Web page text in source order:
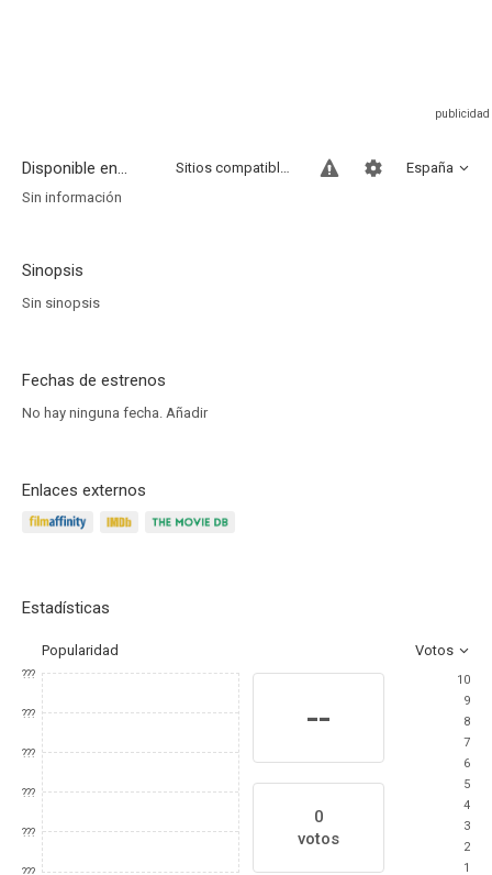
Disponible en... España
Sitios compatibles
Sin información
Sinopsis
Sin sinopsis
Fechas de estrenos
No hay ninguna fecha. Añadir
Enlaces externos
Estadísticas
Popularidad Votos
???
???
???
???
???
???
--
0
votos
10
9
8
7
6
5
4
3
2
1